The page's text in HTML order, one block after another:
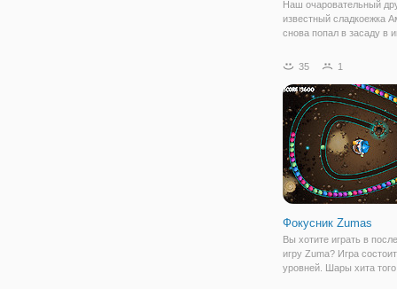
Наш очаровательный
известный сладкоежка
снова попал в засаду в
в предыдущих сериях
нужно перерезать
которой держится
35 1
Фокусник Zumas
Вы хотите играть в
игру Zuma? Игра
уровней. Шары хита